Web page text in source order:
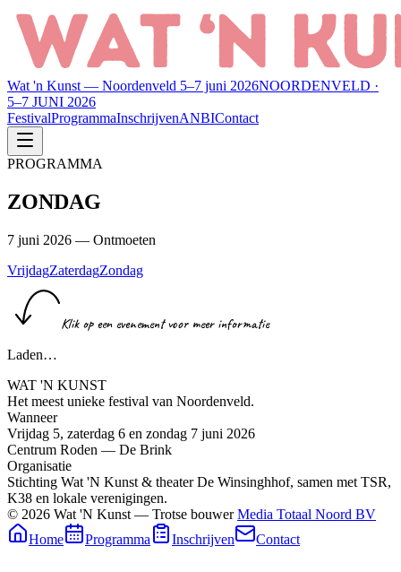
Wat 'n Kunst — Noordenveld 5–7 juni 2026NOORDENVELD ·
5–7 JUNI 2026
FestivalProgrammaInschrijvenANBIContact
PROGRAMMA
ZONDAG
7 juni 2026 — Ontmoeten
VrijdagZaterdagZondag
Klik op een evenement voor meer informatie
Laden…
WAT 'N KUNST
Het meest unieke festival van Noordenveld.
Wanneer
Vrijdag 5, zaterdag 6 en zondag 7 juni 2026
Centrum Roden — De Brink
Organisatie
Stichting Wat 'N Kunst & theater De Winsinghhof, samen met TSR,
K38 en lokale verenigingen.
© 2026 Wat 'N Kunst — Trotse bouwerMedia Totaal Noord BV
Home
Programma Inschrijven Contact